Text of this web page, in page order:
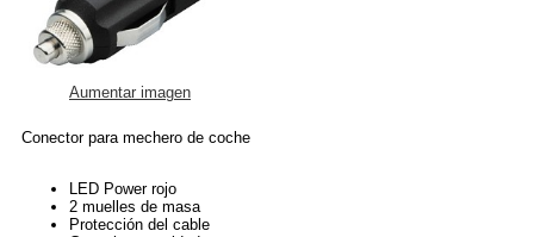
Aumentar imagen
Conector para mechero de coche
LED Power rojo
2 muelles de masa
Protección del cable